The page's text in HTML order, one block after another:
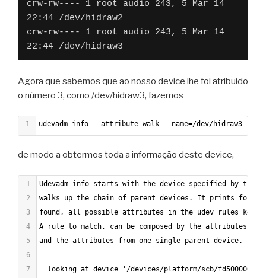
crw-rw---- 1 root audio 243, 5 Mar 14
22:44 /dev/hidraw2
crw-rw---- 1 root audio 243, 5 Mar 14
22:44 /dev/hidraw3
Agora que sabemos que ao nosso device lhe foi atribuido
o número 3, como /dev/hidraw3, fazemos
1 udevadm info --attribute-walk --name=/dev/hidraw3
de modo a obtermos toda a informação deste device,
1
Udevadm info starts with the device specified by the
2
walks up the chain of parent devices. It prints for
3
found, all possible attributes in the udev rules key
4
A rule to match, can be composed by the attributes of
5
and the attributes from one single parent device.
6
7
looking at device '/devices/platform/scb/